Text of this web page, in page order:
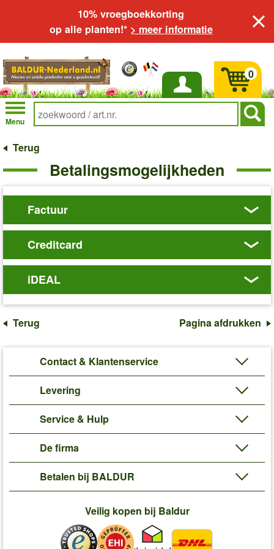
10% vroegboekkorting
op alle planten!* > meer informatie
Inloggen
Menu
0
Terug
Betalingsmogelijkheden
Factuur
Creditcard
iDEAL
Terug Pagina afdrukken
Contact & Klantenservice
Levering
Service & Hulp
De firma
Betalen bij BALDUR
Veilig kopen bij Baldur